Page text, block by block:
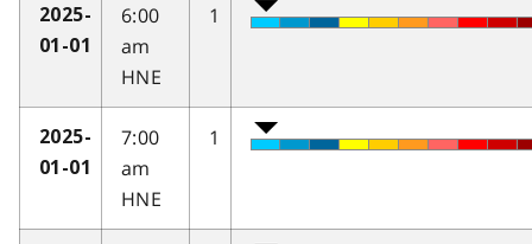
2025-
01-01
6:00
am
HNE
1
2025-
01-01
7:00
am
HNE
1